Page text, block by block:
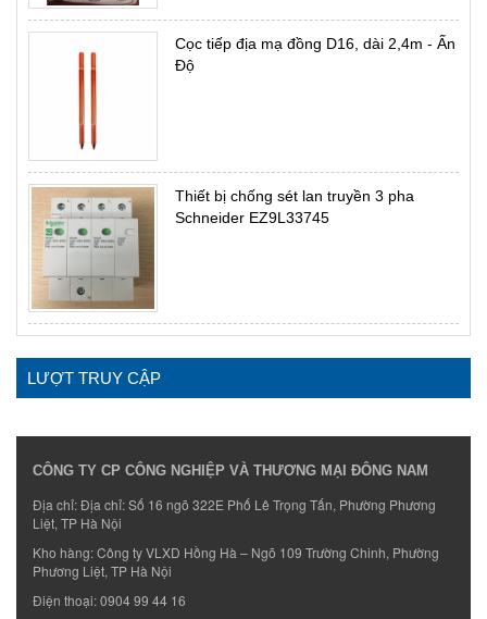
Cọc tiếp địa mạ đồng D16, dài 2,4m - Ấn
Độ
Thiết bị chống sét lan truyền 3 pha
Schneider EZ9L33745
LƯỢT TRUY CẬP
CÔNG TY CP CÔNG NGHIỆP VÀ THƯƠNG MẠI ĐÔNG NAM
Địa chỉ: Địa chỉ: Số 16 ngõ 322E Phố Lê Trọng Tấn, Phường Phương
Liệt, TP Hà Nội
Kho hàng: Công ty VLXD Hồng Hà – Ngõ 109 Trường Chinh, Phường
Phương Liệt, TP Hà Nội
Điện thoại:0904 99 44 16